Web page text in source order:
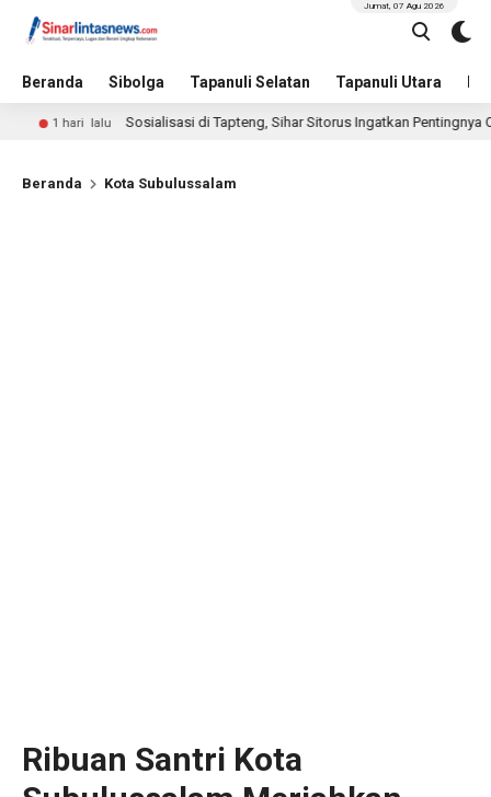
Beranda Sibolga Tapanuli Selatan Tapanuli Utara
Jumat, 07 Agu 2026
hari lalu Sosialisasi di Tapteng, Sihar Sitorus Ingatkan Pentingnya Olahraga
Beranda Kota Subulussalam
Ribuan Santri Kota